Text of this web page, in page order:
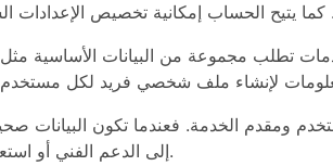
مجموعة من البيانات الأساسية مثل
ومقدم الخدمة. فعندما تكون البيانات
إلى الدعم الفني أو استعادة الحساب أو معالجة المشكلات المتعلقة بالمدفوعات.